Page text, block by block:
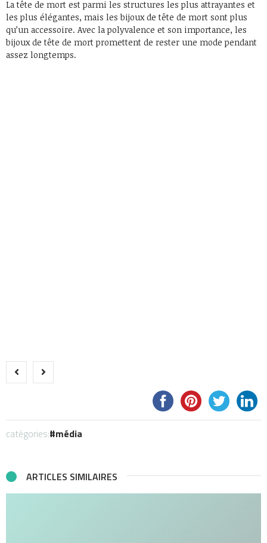
La tête de mort est parmi les structures les plus attrayantes et
les plus élégantes, mais les bijoux de tête de mort sont plus
qu’un accessoire. Avec la polyvalence et son importance, les
bijoux de tête de mort promettent de rester une mode pendant
assez longtemps.
catégories: média
ARTICLES SIMILAIRES